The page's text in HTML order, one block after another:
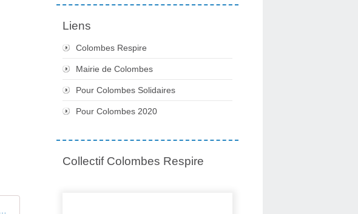
Liens
Colombes Respire
Mairie de Colombes
Pour Colombes Solidaires
Pour Colombes 2020
Collectif Colombes Respire